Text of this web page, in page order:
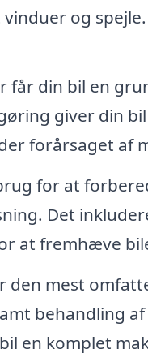
og
får din bil en
giver din
forårsaget af
for at
Det
at fremhæve
den mest
behandling
en komplet